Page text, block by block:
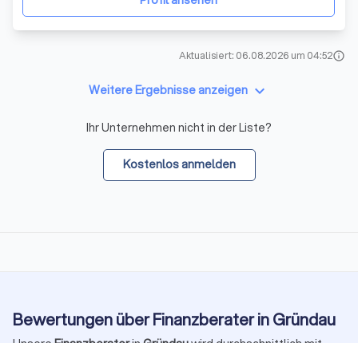
Aktualisiert: 06.08.2026 um 04:52info
Weitere Ergebnisse anzeigen keyboard_arrow_down
Ihr Unternehmen nicht in der Liste?
Kostenlos anmelden
Bewertungen über Finanzberater in Gründau